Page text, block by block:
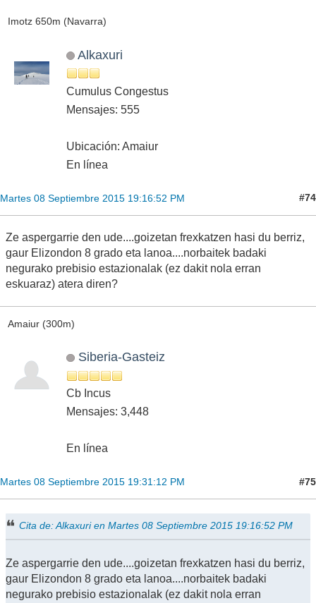
Imotz 650m (Navarra)
Alkaxuri
Cumulus Congestus
Mensajes: 555
Ubicación: Amaiur
En línea
Martes 08 Septiembre 2015 19:16:52 PM #74
Ze aspergarrie den ude....goizetan frexkatzen hasi du berriz,
gaur Elizondon 8 grado eta lanoa....norbaitek badaki
negurako prebisio estazionalak (ez dakit nola erran
eskuaraz) atera diren?
Amaiur (300m)
Siberia-Gasteiz
Cb Incus
Mensajes: 3,448
En línea
Martes 08 Septiembre 2015 19:31:12 PM #75
Cita de: Alkaxuri en Martes 08 Septiembre 2015 19:16:52 PM
Ze aspergarrie den ude....goizetan frexkatzen hasi du berriz,
gaur Elizondon 8 grado eta lanoa....norbaitek badaki
negurako prebisio estazionalak (ez dakit nola erran